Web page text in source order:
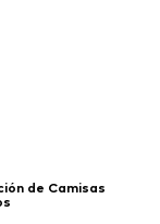
de Camisas